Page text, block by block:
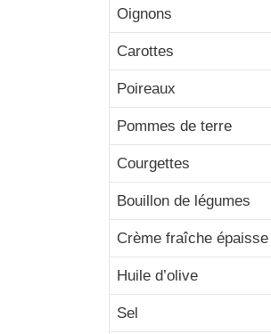
Oignons
Carottes
Poireaux
Pommes de terre
Courgettes
Bouillon de légumes
Crème fraîche épaisse
Huile d’olive
Sel